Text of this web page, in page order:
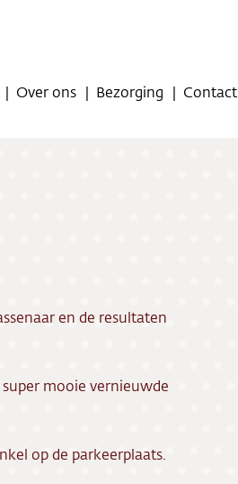
Over ons Bezorging Contact
en de resultaten
mooie vernieuwde
op de parkeerplaats.